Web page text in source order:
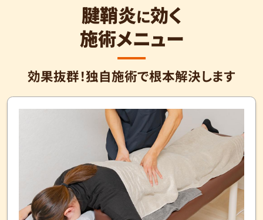
腱鞘炎に効く
施術メニュー
効果抜群！独自施術で根本解決します